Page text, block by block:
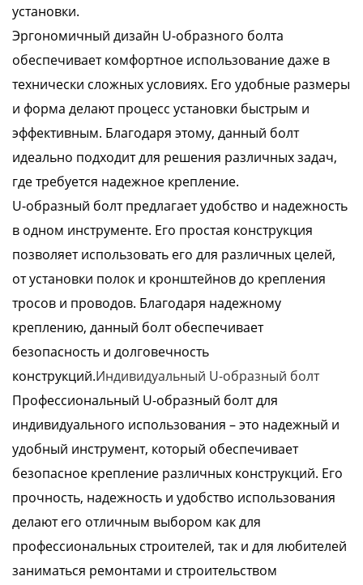
установки.
Эргономичный дизайн U-образного болта
обеспечивает комфортное использование даже в
технически сложных условиях. Его удобные размеры
и форма делают процесс установки быстрым и
эффективным. Благодаря этому, данный болт
идеально подходит для решения различных задач,
где требуется надежное крепление.
U-образный болт предлагает удобство и надежность
в одном инструменте. Его простая конструкция
позволяет использовать его для различных целей,
от установки полок и кронштейнов до крепления
тросов и проводов. Благодаря надежному
креплению, данный болт обеспечивает
безопасность и долговечность
конструкций.Индивидуальный U-образный болт
Профессиональный U-образный болт для
индивидуального использования – это надежный и
удобный инструмент, который обеспечивает
безопасное крепление различных конструкций. Его
прочность, надежность и удобство использования
делают его отличным выбором как для
профессиональных строителей, так и для любителей
заниматься ремонтами и строительством